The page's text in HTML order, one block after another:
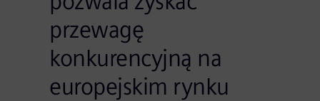
przewagę
konkurencyjną na
europejskim rynku